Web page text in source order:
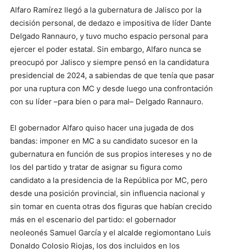
Alfaro Ramírez llegó a la gubernatura de Jalisco por la
decisión personal, de dedazo e impositiva de líder Dante
Delgado Rannauro, y tuvo mucho espacio personal para
ejercer el poder estatal. Sin embargo, Alfaro nunca se
preocupó por Jalisco y siempre pensó en la candidatura
presidencial de 2024, a sabiendas de que tenía que pasar
por una ruptura con MC y desde luego una confrontación
con su líder –para bien o para mal– Delgado Rannauro.
El gobernador Alfaro quiso hacer una jugada de dos
bandas: imponer en MC a su candidato sucesor en la
gubernatura en función de sus propios intereses y no de
los del partido y tratar de asignar su figura como
candidato a la presidencia de la República por MC, pero
desde una posición provincial, sin influencia nacional y
sin tomar en cuenta otras dos figuras que habían crecido
más en el escenario del partido: el gobernador
neoleonés Samuel García y el alcalde regiomontano Luis
Donaldo Colosio Riojas, los dos incluidos en los